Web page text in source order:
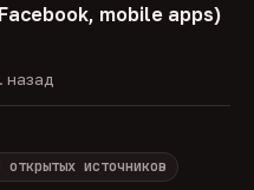
mobile apps)
назад
открытых источников